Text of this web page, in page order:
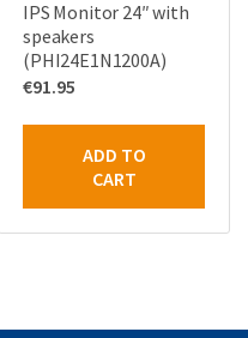
IPS Monitor 24″ with
speakers
(PHI24E1N1200A)
€91.95
ADD TO
CART